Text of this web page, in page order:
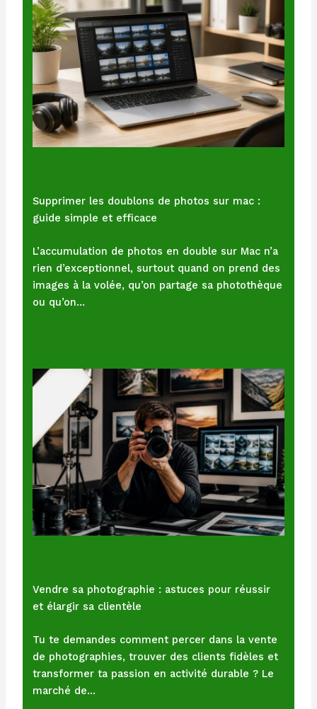
Supprimer les doublons de photos sur mac :
guide simple et efficace
L’accumulation de photos en double sur Mac n’a
rien d’exceptionnel, surtout quand on prend des
images à la volée, qu’on partage sa photothèque
ou qu’on…
Vendre sa photographie : astuces pour réussir
et élargir sa clientèle
Tu te demandes comment percer dans la vente
de photographies, trouver des clients fidèles et
transformer ta passion en activité durable ? Le
marché de…